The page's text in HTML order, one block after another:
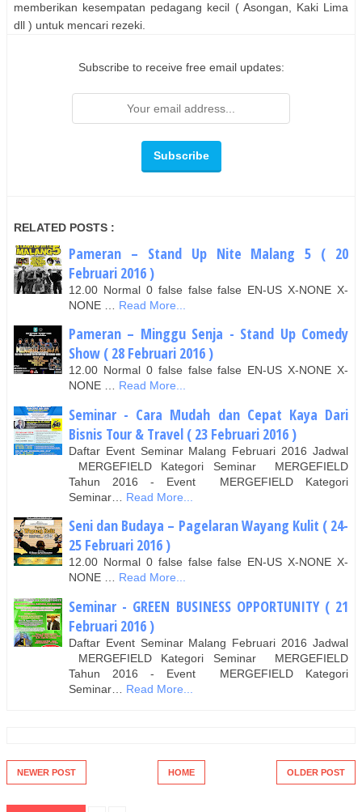
memberikan kesempatan pedagang kecil ( Asongan, Kaki Lima
dll ) untuk mencari rezeki.
Subscribe to receive free email updates:
RELATED POSTS :
Pameran – Stand Up Nite Malang 5 ( 20
Februari 2016 )
12.00 Normal 0 false false false EN-US X-NONE X-
NONE …
Read More...
Pameran – Minggu Senja - Stand Up Comedy
Show ( 28 Februari 2016 )
12.00 Normal 0 false false false EN-US X-NONE X-
NONE …
Read More...
Seminar - Cara Mudah dan Cepat Kaya Dari
Bisnis Tour & Travel ( 23 Februari 2016 )
Daftar Event Seminar Malang Februari 2016 Jadwal
MERGEFIELD Kategori Seminar MERGEFIELD
Tahun 2016 - Event MERGEFIELD Kategori
Seminar…
Read More...
Seni dan Budaya – Pagelaran Wayang Kulit ( 24-
25 Februari 2016 )
12.00 Normal 0 false false false EN-US X-NONE X-
NONE …
Read More...
Seminar - GREEN BUSINESS OPPORTUNITY ( 21
Februari 2016 )
Daftar Event Seminar Malang Februari 2016 Jadwal
MERGEFIELD Kategori Seminar MERGEFIELD
Tahun 2016 - Event MERGEFIELD Kategori
Seminar…
Read More...
NEWER POST OLDER POST
HOME